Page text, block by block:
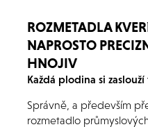
ROZMETADLA
NAPROSTO
HNOJIV
Každá plodina si
Správně, a především
rozmetadlo